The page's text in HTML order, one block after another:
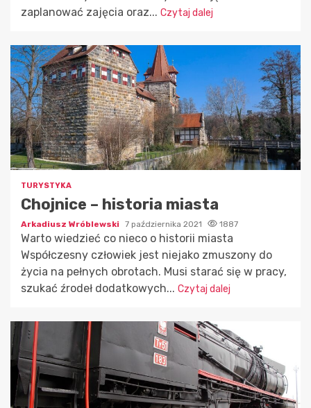
zaplanować zajęcia oraz... Czytaj dalej
TURYSTYKA
Chojnice – historia miasta
Arkadiusz Wróblewski 7 października 2021 1887
Warto wiedzieć co nieco o historii miasta
Współczesny człowiek jest niejako zmuszony do
życia na pełnych obrotach. Musi starać się w pracy,
szukać źrodeł dodatkowych... Czytaj dalej